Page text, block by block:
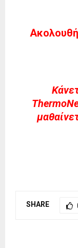
SHARE